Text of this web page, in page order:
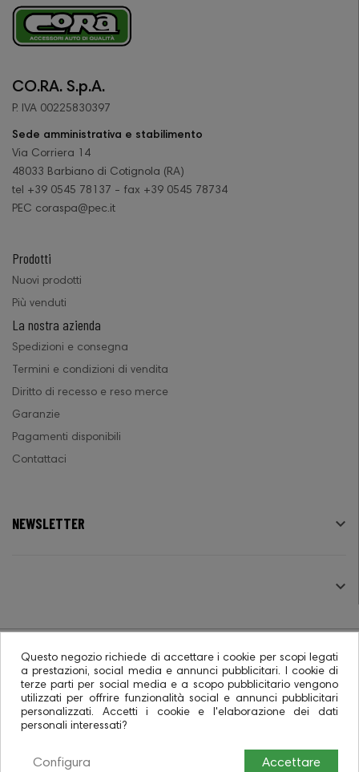
0
CO.RA. S.p.A.
P. IVA 00225830397
Sede amministrativa e stabilimento
Via Corriera 14
48033 Barbiano di Cotignola (RA)
tel +39 0545 78137 - fax +39 0545 78734
PEC coraspa@pec.it
Prodotti
Nuovi prodotti
Più venduti
La nostra azienda
Spedizioni e consegna
Termini e condizioni di vendita
Diritto di recesso e reso merce
Garanzie
Pagamenti disponibili
Contattaci
NEWSLETTER 

© 2026 - Ecommerce software CO.RA. SpA
Questo negozio richiede di accettare i cookie per scopi legati
a prestazioni, social media e annunci pubblicitari. I cookie di
terze parti per social media e a scopo pubblicitario vengono
utilizzati per offrire funzionalità social e annunci pubblicitari
personalizzati. Accetti i cookie e l'elaborazione dei dati
personali interessati?
Accettare
Configura